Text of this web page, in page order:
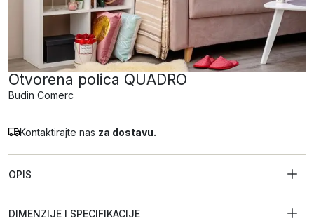
Otvorena polica QUADRO
Budin Comerc
Kontaktirajte nas za dostavu.
OPIS
DIMENZIJE I SPECIFIKACIJE